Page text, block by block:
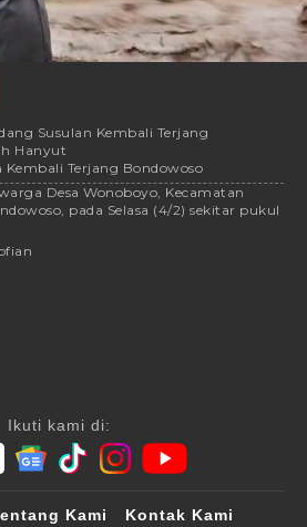
Susulan Kembali Terjang
Hanyut
Terjang Bondowoso
Desa Wonoboyo, Kecamatan
pada Selasa (4/2) sekitar pukul
Ikuti kami di:
Kami Kontak Kami